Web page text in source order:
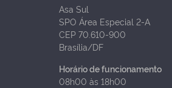
Asa Sul
SPO Área Especial 2-A
CEP 70.610-900
Brasília/DF
Horário de funcionamento
08h00 às 18h00